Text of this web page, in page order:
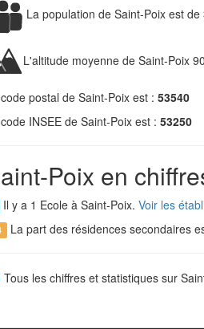
La population de Saint-Poix est de
L'altitude moyenne de Saint-Poix
postal de Saint-Poix est : 53540
INSEE de Saint-Poix est : 53250
Poix en
Il y a 1 Ecole à Saint-Poix. Voir les
La part des résidences secondaires
Tous les chiffres et statistiques sur